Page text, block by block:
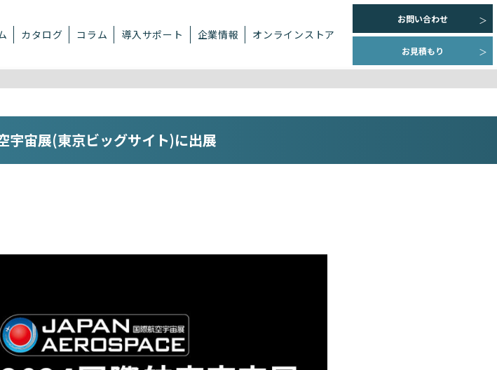
カタログ コラム 導入サポート 企業情報 オンラインストア
お問い合わせ
お見積もり
宇宙展(東京ビッグサイト)に出展